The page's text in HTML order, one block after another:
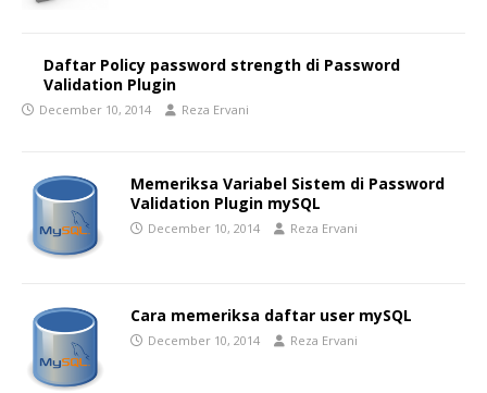
Daftar Policy password strength di Password
Validation Plugin
December 10, 2014 Reza Ervani
Memeriksa Variabel Sistem di Password
Validation Plugin mySQL
December 10, 2014 Reza Ervani
Cara memeriksa daftar user mySQL
December 10, 2014 Reza Ervani